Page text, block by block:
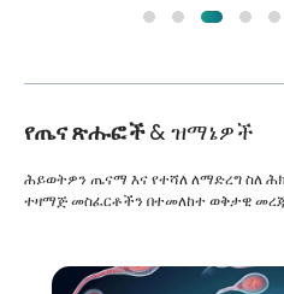
የጤና ጽሑፎች& ዝማኔዎች
ሕይወትዎን ጤናማ እና የተሻለ ለማድረግ ስለ
ተዛማጅ መስፈርቶችን በተመለከተ ወቅታዊ